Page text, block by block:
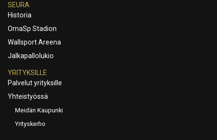
SEURA
Historia
OmaSp Stadion
Wallsport Areena
Jalkapallolukio
YRITYKSILLE
Palvelut yrityksille
Yhteistyössä
Meidän Kaupunki
Yrityskerho